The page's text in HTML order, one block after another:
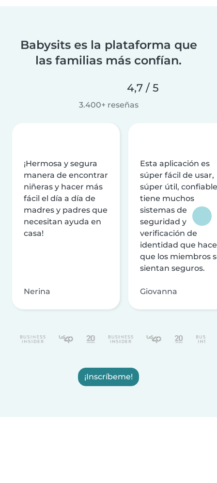
Babysits es la plataforma que
las familias más confían.
4,7 / 5
3.400+ reseñas
¡Hermosa y segura
manera de encontrar
niñeras y hacer más
fácil el día a día de
madres y padres que
necesitan ayuda en
casa!
Nerina
Esta aplicación es
súper fácil de usar,
súper útil,
tiene muchos
sistemas de
seguridad y
verificación de
identidad que
que los miembros
sientan seguros.
Giovanna
¡Inscríbeme!